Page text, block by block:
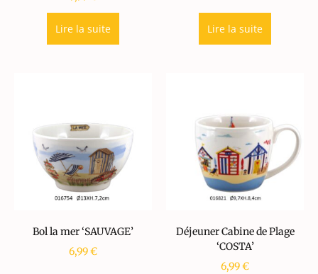
Lire la suite Lire la suite
Bol la mer ‘SAUVAGE’
6,99€
Déjeuner Cabine de Plage
‘COSTA’
6,99€